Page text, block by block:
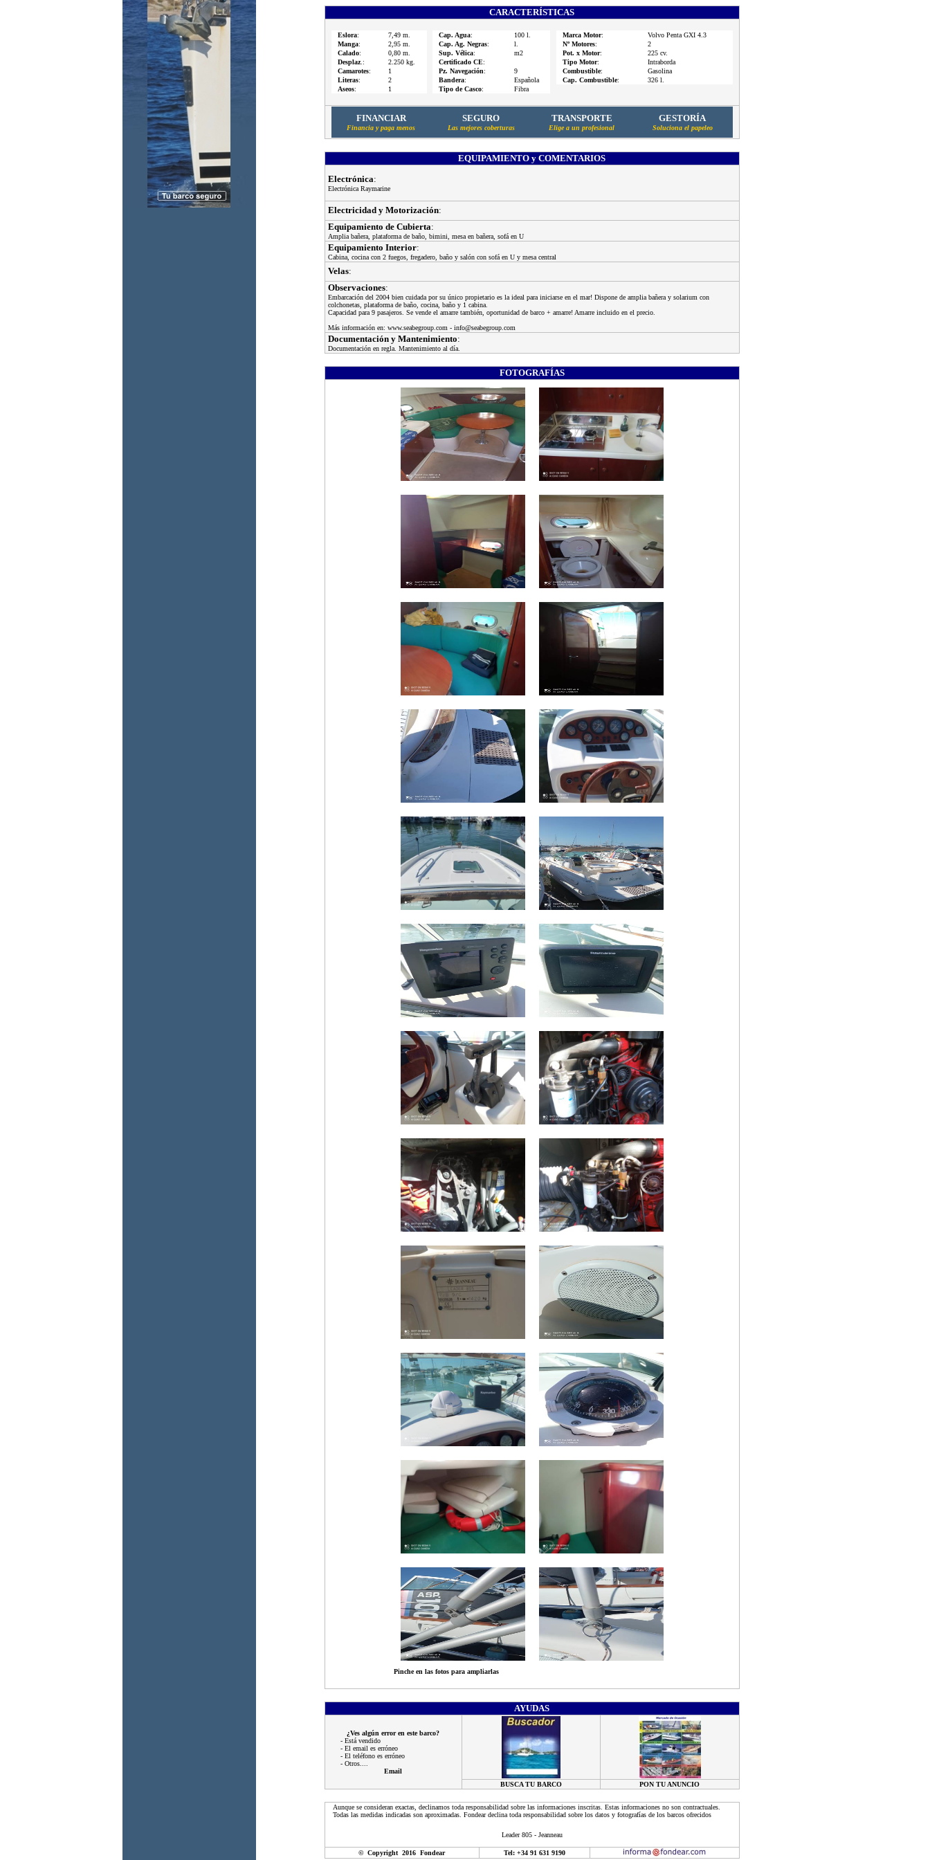
CARACTERÍSTICAS
Eslora: 7,49 m. Cap. Agua: 100 l. Marca Motor:
Volvo Penta GXI 4.3
Manga: 2,95 m. Cap. Ag. Negras: l. Nº Motores:
2
Calado: 0,80 m. Sup. Vélica: m2 Pot. x Motor:
225 cv.
Desplaz.: 2.250 kg. Certificado CE: Tipo Motor:
Intraborda
Camarotes: 1 Pz. Navegación: 9 Combustible:
Gasolina
Literas: 2 Bandera: Española Cap. Combustible:
326 l.
Aseos: 1 Tipo de Casco: Fibra
FINANCIAR
Financia y paga menos
SEGURO
Las mejores coberturas
TRANSPORTE
Elige a un profesional
GESTORÍA
Soluciona el papeleo
EQUIPAMIENTO y COMENTARIOS
Electrónica:
Electrónica Raymarine
Electricidad y Motorización:
Equipamiento de Cubierta:
Amplia bañera, plataforma de baño, bimini, mesa en bañera, sofá en U
Equipamiento Interior:
Cabina, cocina con 2 fuegos, fregadero, baño y salón con sofá en U y mesa central
Velas:
Observaciones:
Embarcación del 2004 bien cuidada por su único propietario es la ideal para iniciarse en el mar! Dispone de amplia bañera y solarium con
colchonetas, plataforma de baño, cocina, baño y 1 cabina.
Capacidad para 9 pasajeros. Se vende el amarre también, oportunidad de barco + amarre! Amarre incluido en el precio.
Más información en: www.seabegroup.com - info@seabegroup.com
Documentación y Mantenimiento:
Documentación en regla. Mantenimiento al día.
FOTOGRAFÍAS
Pinche en las fotos para ampliarlas
AYUDAS
¿Ves algún error en este barco?
- Está vendido
- El email es erróneo
- El teléfono es erróneo
- Otros....
Email
BUSCA TU BARCO
PON TU ANUNCIO
Aunque se consideran exactas, declinamos toda responsabilidad sobre las informaciones inscritas. Estas informaciones no son contractuales.
Todas las medidas indicadas son aproximadas. Fondear declina toda responsabilidad sobre los datos y fotografías de los barcos ofrecidos
Leader 805 - Jeanneau
© Copyright 2016 Fondear Tel: +34 91 631 9190